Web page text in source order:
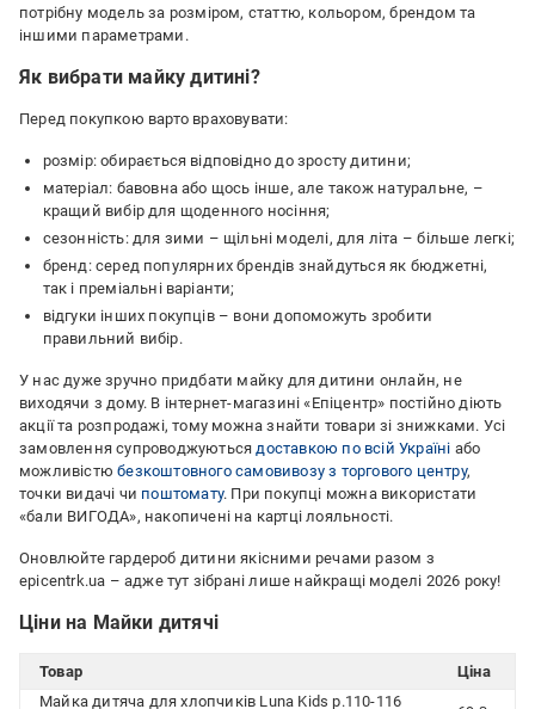
потрібну модель за розміром, статтю, кольором, брендом та
іншими параметрами.
Як вибрати майку дитині?
Перед покупкою варто враховувати:
розмір: обирається відповідно до зросту дитини;
матеріал: бавовна або щось інше, але також натуральне, –
кращий вибір для щоденного носіння;
сезонність: для зими – щільні моделі, для літа – більше легкі;
бренд: серед популярних брендів знайдуться як бюджетні,
так і преміальні варіанти;
відгуки інших покупців – вони допоможуть зробити
правильний вибір.
У нас дуже зручно придбати майку для дитини онлайн, не
виходячи з дому. В інтернет-магазині «Епіцентр» постійно діють
акції та розпродажі, тому можна знайти товари зі знижками. Усі
замовлення супроводжуютьсядоставкою по всій Україні або
можливістюбезкоштовного самовивозу з торгового центру,
точки видачі чи поштомату. При покупці можна використати
«бали ВИГОДА», накопичені на картці лояльності.
Оновлюйте гардероб дитини якісними речами разом з
epicentrk.ua – адже тут зібрані лише найкращі моделі 2026 року!
Ціни на Майки дитячі
Товар
Ціна
Майка дитяча для хлопчиків Luna Kids р.110-116